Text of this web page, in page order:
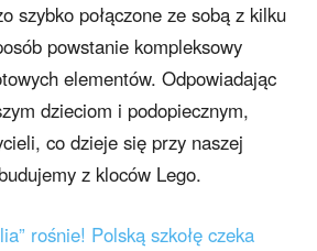
szybko połączone ze sobą z kilku
powstanie kompleksowy
elementów. Odpowiadając
dzieciom i podopiecznym,
co dzieje się przy naszej
z kloców Lego.
rośnie! Polską szkołę czeka